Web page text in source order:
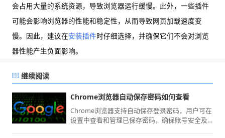
会占用大量的系统资源，导致浏览器运行缓慢。此外，一些插件
可能会影响浏览器的性能和稳定性，从而导致网页加载速度变
慢。因此，建议在安装插件时仔细选择，并确保它们不会对浏览
器性能产生负面影响。
继续阅读
Chrome浏览器自动保存密码如何查看
Chrome浏览器支持自动保存登录密码，用户可在
设置中查看和管理已保存密码，确保账号安全及